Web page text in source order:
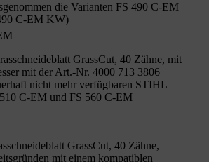
die Varianten FS 490 C-EM
C-EM KW)
GrassCut, 40 Zähne, mit
mit der Art.-Nr. 4000 713 3806
nicht mehr verfügbaren STIHL
C-EM und FS 560 C-EM
GrassCut, 40 Zähne,
mit einem kompatiblen